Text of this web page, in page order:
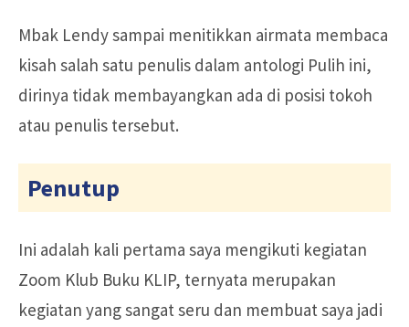
Mbak Lendy sampai menitikkan airmata membaca
kisah salah satu penulis dalam antologi Pulih ini,
dirinya tidak membayangkan ada di posisi tokoh
atau penulis tersebut.
Penutup
Ini adalah kali pertama saya mengikuti kegiatan
Zoom Klub Buku KLIP, ternyata merupakan
kegiatan yang sangat seru dan membuat saya jadi